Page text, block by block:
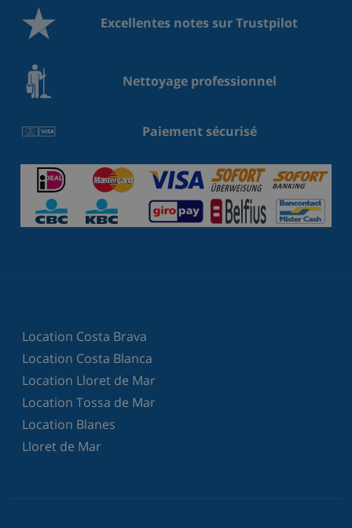
Excellentes notes sur Trustpilot
Nettoyage professionnel
Paiement sécurisé
Location Costa Brava
Location Costa Blanca
Location Lloret de Mar
Location Tossa de Mar
Location Blanes
Lloret de Mar